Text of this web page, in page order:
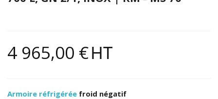
4 965,00 €HT
Armoire réfrigérée froid négatif